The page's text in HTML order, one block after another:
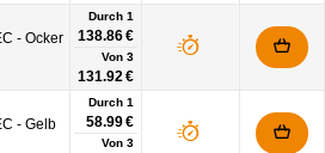
- Ocker
Durch 1
138.86 €
Von 3
131.92 €
- Gelb
Durch 1
58.99 €
Von 3